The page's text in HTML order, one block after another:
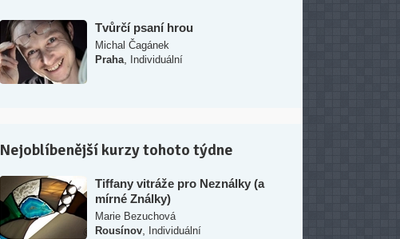
Tvůrčí psaní hrou
Michal Čagánek
Praha
Individuální
Nejoblíbenější kurzy tohoto týdne
Tiffany vitráže pro Neználky (a
mírné Ználky)
Marie Bezuchová
Rousínov
Individuální